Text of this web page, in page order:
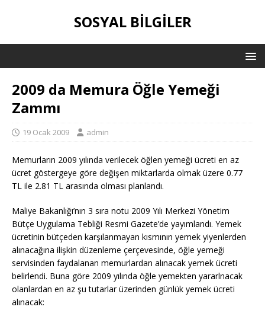
SOSYAL BILGILER
2009 da Memura Öğle Yemeği
Zammı
19 Ocak 2009 admin
Memurların 2009 yılında verilecek öğlen yemeği ücreti en az
ücret göstergeye göre değişen miktarlarda olmak üzere 0.77
TL ile 2.81 TL arasında olması planlandı.
Maliye Bakanlığı’nın 3 sıra notu 2009 Yılı Merkezi Yönetim
Bütçe Uygulama Tebliği Resmi Gazete’de yayımlandı. Yemek
ücretinin bütçeden karşılanmayan kısmının yemek yiyenlerden
alınacağına ilişkin düzenleme çerçevesinde, öğle yemeği
servisinden faydalanan memurlardan alınacak yemek ücreti
belirlendi. Buna göre 2009 yılında öğle yemekten yararlnacak
olanlardan en az şu tutarlar üzerinden günlük yemek ücreti
alınacak: